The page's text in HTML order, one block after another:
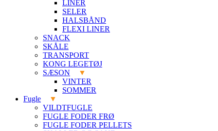
LINER
SELER
HALSBÅND
FLEXI LINER
SNACK
SKÅLE
TRANSPORT
KONG LEGETØJ
SÆSON
VINTER
SOMMER
Fugle
VILDTFUGLE
FUGLE FODER FRØ
FUGLE FODER PELLETS